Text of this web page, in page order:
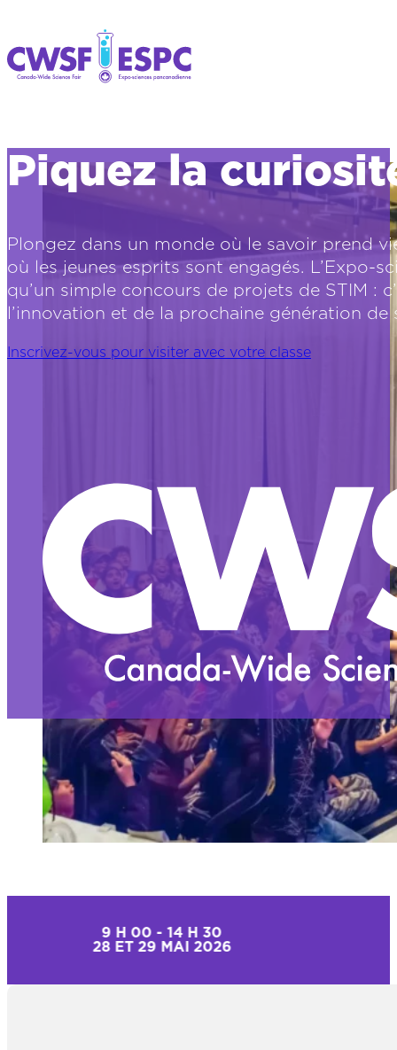
Piquez la
Plongez dans un monde où le savoir prend
où les jeunes esprits sont engagés. L’Expo-
qu’un simple concours de projets de STIM :
l’innovation et de la prochaine génération
Inscrivez-vous pour visiter avec votre classe
9 H 00 - 14 H 30
28 ET 29 MAI 2026